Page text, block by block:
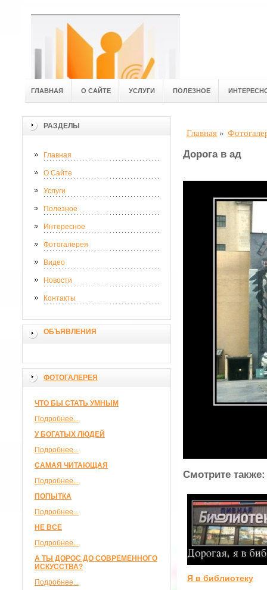
ГЛАВНАЯ О САЙТЕ УСЛУГИ ПОЛЕЗНОЕ
РАЗДЕЛЫ
Главная
О Сайте
Услуги
Полезное
Интересное
Фотогалерея
Видео
Новости
Контакты
ОБЪЯВЛЕНИЯ
ФОТОГАЛЕРЕЯ
ЧТО БЫ СТАТЬ УМНЫМ
Подробнее...
У БОГАТЫХ ЛЮДЕЙ
Подробнее...
САМАЯ ЧИТАЮЩАЯ
Подробнее...
ПОПЫТКА
Подробнее...
НЕ ВСЕ
Подробнее...
А ТЫ ДОРОС ДО СОВРЕМЕННОГО
ИСКУССТВА?
Подробнее...
Главная »
Дорога в ад
Смотрите также:
Я в библиотеку